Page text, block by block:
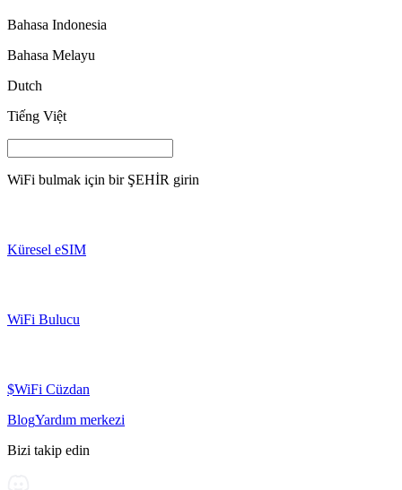
Bahasa Indonesia
Bahasa Melayu
Dutch
Tiếng Việt
WiFi bulmak için bir ŞEHİR girin
Küresel eSIM
WiFi Bulucu
$WiFi Cüzdan
BlogYardım merkezi
Bizi takip edin